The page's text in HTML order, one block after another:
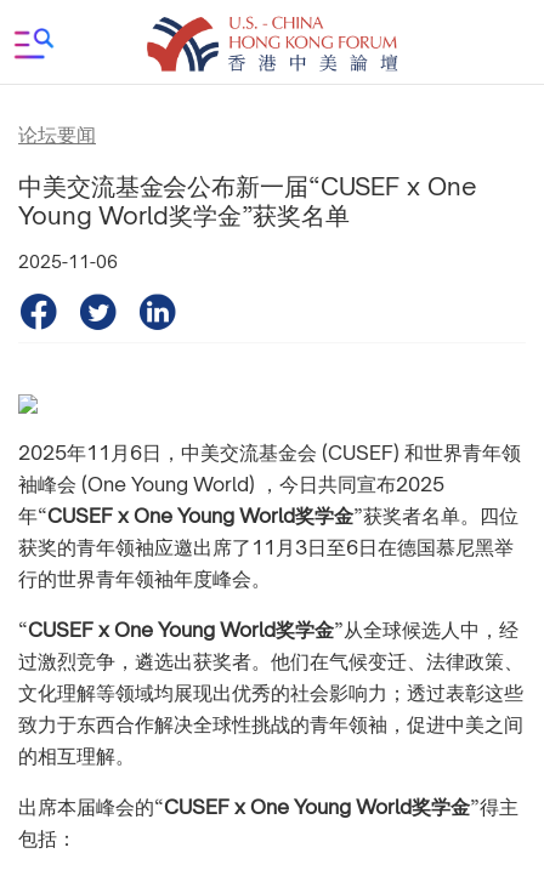
论坛要闻
中美交流基金会公布新一届“CUSEF x One
Young World奖学金”获奖名单
2025-11-06
2025年11月6日，中美交流基金会 (CUSEF) 和世界青年领
袖峰会 (One Young World) ，今日共同宣布2025
年“CUSEF x One Young World奖学金”获奖者名单。四位
获奖的青年领袖应邀出席了11月3日至6日在德国慕尼黑举
行的世界青年领袖年度峰会。
“CUSEF x One Young World奖学金”从全球候选人中，经
过激烈竞争，遴选出获奖者。他们在气候变迁、法律政策、
文化理解等领域均展现出优秀的社会影响力；透过表彰这些
致力于东西合作解决全球性挑战的青年领袖，促进中美之间
的相互理解。
出席本届峰会的“CUSEF x One Young World奖学金”得主
包括：